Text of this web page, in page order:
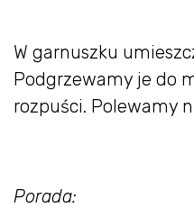
W garnuszku
Podgrzewamy je do
rozpuści. Polewamy
Porada: